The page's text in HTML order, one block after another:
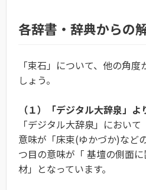
各辞書・辞典からの
「束石」について、他の角
しょう。
（１）「デジタル大辞泉」よ
「デジタル大辞泉」におい
意味が「床束(ゆかづか)など
つ目の意味が「 基壇の側面
材」となっています。